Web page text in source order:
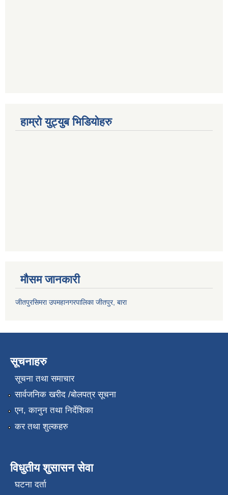
हाम्रो युट्युब भिडियोहरु
मौसम जानकारी
जीतपुरसिमरा उपमहानगरपालिका जीतपुर, बारा
सूचनाहरु
सूचना तथा समाचार
सार्वजनिक खरीद /बोलपत्र सूचना
एन, कानुन तथा निर्देशिका
कर तथा शुल्कहरु
विधुतीय शुसासन सेवा
घटना दर्ता